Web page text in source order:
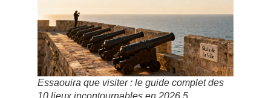
Essaouira que visiter : le guide complet des